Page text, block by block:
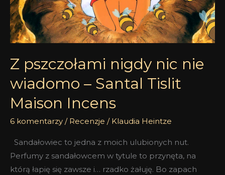
Z pszczołami nigdy nic nie
wiadomo – Santal Tislit
Maison Incens
6 komentarzy / Recenzje / Klaudia Heintze
Sandałowiec to jedna z moich ulubionych nut.
Perfumy z sandałowcem w tytule to przynęta, na
którą łapię się zawsze i… rzadko żałuję. Bo zapach
Santal
Tislit
Maison